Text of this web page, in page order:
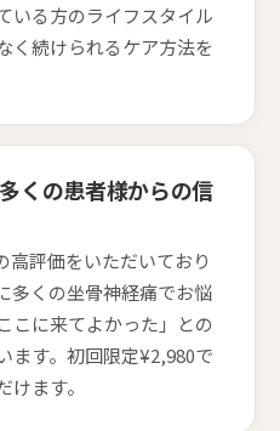
いる方のライフスタイル
く続けられるケア方法を
くの患者様からの信
高評価をいただいており
多くの坐骨神経痛でお悩
こに来てよかった」との
ます。初回限定¥2,980で
ます。